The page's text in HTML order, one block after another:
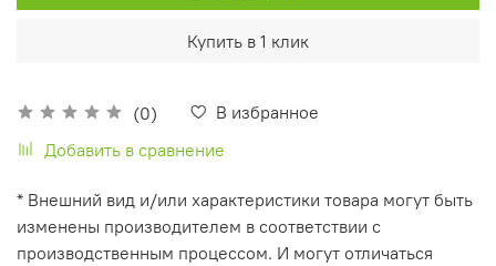
(0)
В избранное
Добавить в сравнение
Купить в 1 клик
* Внешний вид и/или характеристики товара могут быть
изменены производителем в соответствии с
производственным процессом. И могут отличаться